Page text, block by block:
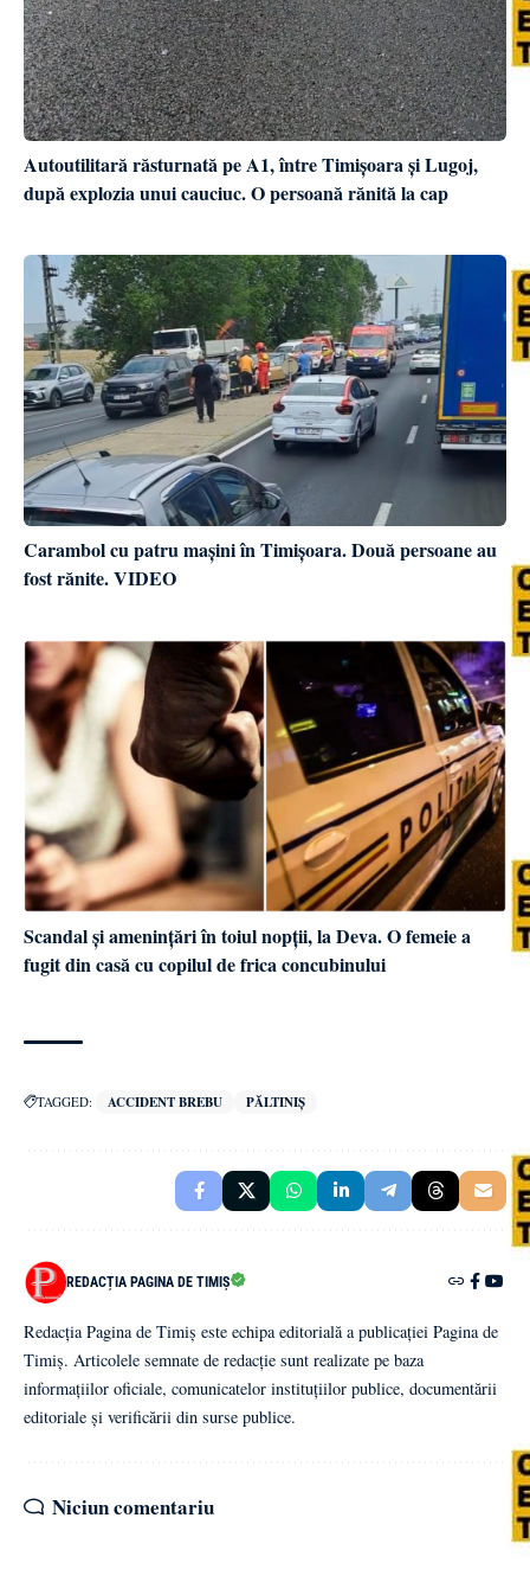
Autoutilitară răsturnată pe A1, între Timișoara și Lugoj,
după explozia unui cauciuc. O persoană rănită la cap
Carambol cu patru mașini în Timișoara. Două persoane au
fost rănite. VIDEO
Scandal și amenințări în toiul nopții, la Deva. O femeie a
fugit din casă cu copilul de frica concubinului
TAGGED: ACCIDENT BREBU PĂLTINIȘ
REDACȚIA PAGINA DE TIMIȘ
Redacția Pagina de Timiș este echipa editorială a publicației Pagina de
Timiș. Articolele semnate de redacție sunt realizate pe baza
informațiilor oficiale, comunicatelor instituțiilor publice, documentării
editoriale și verificării din surse publice.
Niciun comentariu